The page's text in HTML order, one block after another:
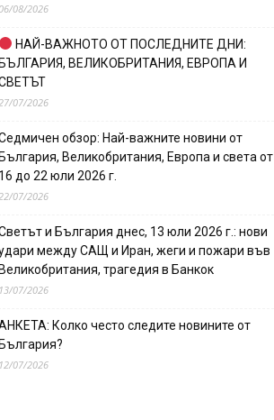
08/2026
НАЙ-ВАЖНОТО ОТ ПОСЛЕДНИТЕ ДНИ:
ВЕЛИКОБРИТАНИЯ, ЕВРОПА И
07/2026
обзор: Най-важните новини от
Великобритания, Европа и света от
до 22 юли 2026 г.
07/2026
и България днес, 13 юли 2026 г.: нови
между САЩ и Иран, жеги и пожари във
трагедия в Банкок
07/2026
Колко често следите новините от
07/2026